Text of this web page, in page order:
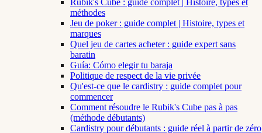
Rubik's Cube : guide complet | Histoire, types et
méthodes
Jeu de poker : guide complet | Histoire, types et
marques
Quel jeu de cartes acheter : guide expert sans
baratin
Guía: Cómo elegir tu baraja
Politique de respect de la vie privée
Qu'est-ce que le cardistry : guide complet pour
commencer
Comment résoudre le Rubik's Cube pas à pas
(méthode débutants)
Cardistry pour débutants : guide réel à partir de zéro